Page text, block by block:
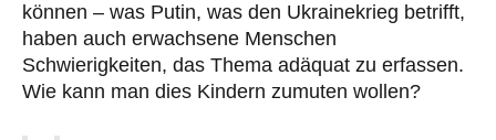
können – was Putin, was den Ukrainekrieg betrifft,
haben auch erwachsene Menschen
Schwierigkeiten, das Thema adäquat zu erfassen.
Wie kann man dies Kindern zumuten wollen?